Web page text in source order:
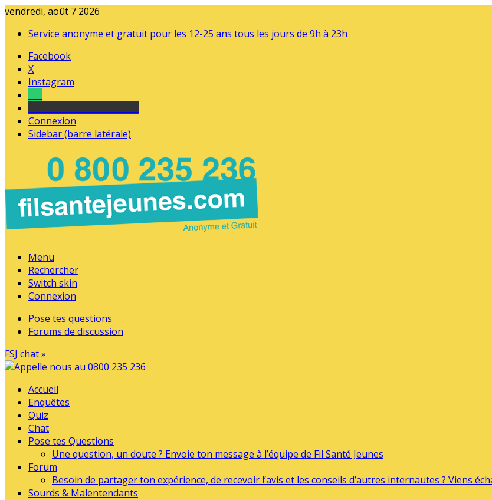
vendredi, août 7 2026
Service anonyme et gratuit pour les 12-25 ans tous les jours de 9h à 23h
Facebook
X
Instagram
Connexion
Sidebar (barre latérale)
Menu
Rechercher
Switch skin
Connexion
Pose tes questions
Forums de discussion
FSJ chat »
Accueil
Enquêtes
Quiz
Chat
Pose tes Questions
Une question, un doute ? Envoie ton message à l’équipe de Fil Santé Jeunes
Forum
Besoin de partager ton expérience, de recevoir l’avis et les conseils d’autres internautes ? Viens
Sourds & Malentendants